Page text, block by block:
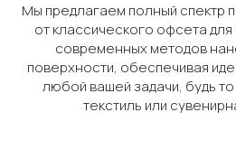
Мы предлагаем полный спектр
от классического офсета
современных методов
поверхности, обеспечивая
любой вашей задачи, будь
текстиль или